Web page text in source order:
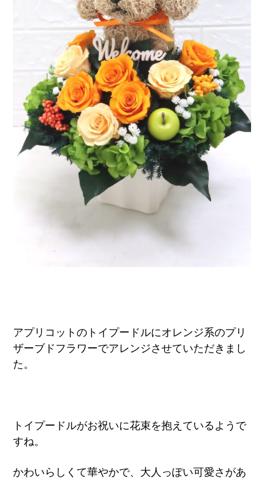
アプリコットのトイプードルにオレンジ系のプリ
ザーブドフラワーでアレンジさせていただきまし
た。
トイプードルがお祝いに花束を抱えているようで
すね。
かわいらしくて華やかで、大人っぽい可愛さがあ